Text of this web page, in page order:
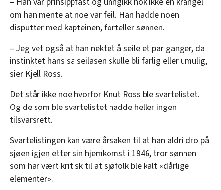
om han mente at noe var feil. Han hadde noen
disputter med kapteinen, forteller sønnen.
– Jeg vet også at han nektet å seile et par ganger, da
instinktet hans sa seilasen skulle bli farlig eller umulig,
sier Kjell Ross.
Det står ikke noe hvorfor Knut Ross ble svartelistet.
Og de som ble svartelistet hadde heller ingen
tilsvarsrett.
Svartelistingen kan være årsaken til at han aldri dro på
sjøen igjen etter sin hjemkomst i 1946, tror sønnen
som har vært kritisk til at sjøfolk ble kalt «dårlige
elementer».